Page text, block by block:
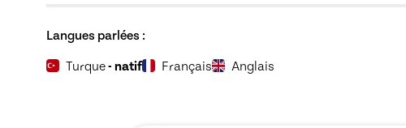
Langues parlées :
Turque- natif Français Anglais